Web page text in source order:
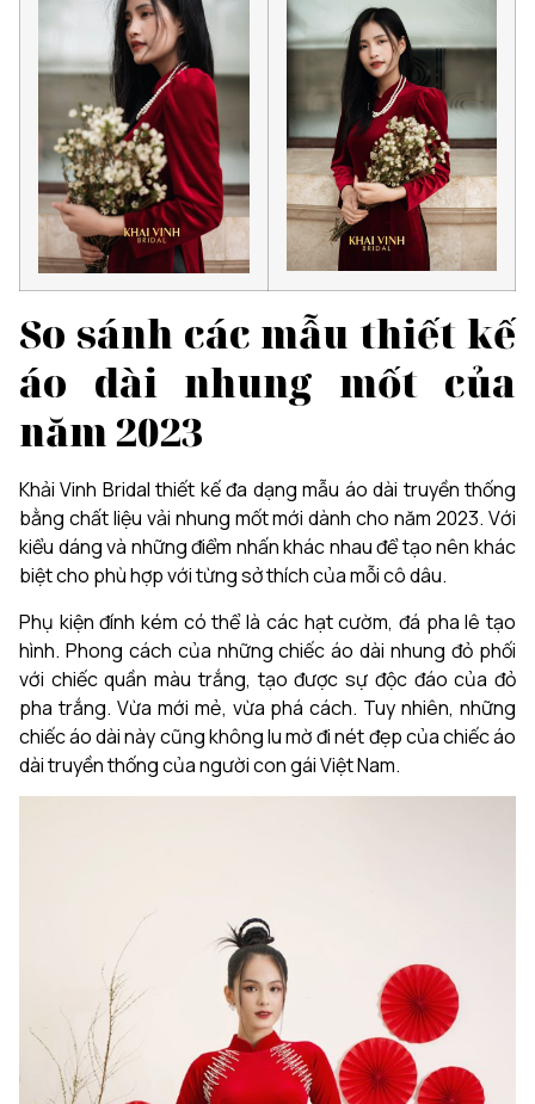
So sánh các mẫu thiết kế
áo dài nhung mốt của
năm 2023
Khải Vinh Bridal thiết kế đa dạng mẫu áo dài truyền thống
bằng chất liệu vải nhung mốt mới dành cho năm 2023. Với
kiểu dáng và những điểm nhấn khác nhau để tạo nên khác
biệt cho phù hợp với từng sở thích của mỗi cô dâu.
Phụ kiện đính kém có thể là các hạt cườm, đá pha lê tạo
hình. Phong cách của những chiếc áo dài nhung đỏ phối
với chiếc quần màu trắng, tạo được sự độc đáo của đỏ
pha trắng. Vừa mới mẻ, vừa phá cách. Tuy nhiên, những
chiếc áo dài này cũng không lu mờ đi nét đẹp của chiếc áo
dài truyền thống của người con gái Việt Nam.